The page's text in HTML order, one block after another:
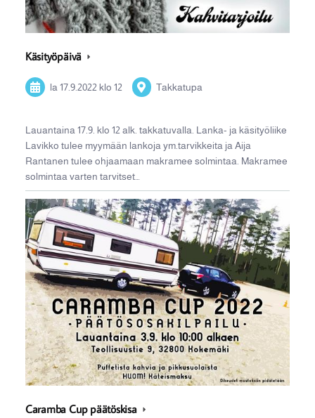
Käsityöpäivä
la 17.9.2022klo 12 Takkatupa
Lauantaina 17.9. klo 12 alk. takkatuvalla. Lanka- ja käsityöliike
Lavikko tulee myymään lankoja ym.tarvikkeita ja Aija
Rantanen tulee ohjaamaan makramee solmintaa. Makramee
solmintaa varten tarvitset…
Caramba Cup päätöskisa